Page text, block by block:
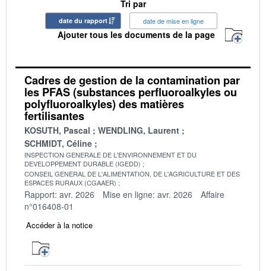
Tri par
date du rapport date de mise en ligne
Ajouter tous les documents de la page
Cadres de gestion de la contamination par
les PFAS (substances perfluoroalkyles ou
polyfluoroalkyles) des matières
fertilisantes
KOSUTH, Pascal
WENDLING, Laurent
SCHMIDT, Céline
INSPECTION GENERALE DE L'ENVIRONNEMENT ET DU
DEVELOPPEMENT DURABLE (IGEDD)
CONSEIL GENERAL DE L'ALIMENTATION, DE L'AGRICULTURE ET DES
ESPACES RURAUX (CGAAER)
Rapport: avr. 2026 Mise en ligne: avr. 2026
Affaire
n°016408-01
Accéder à la notice